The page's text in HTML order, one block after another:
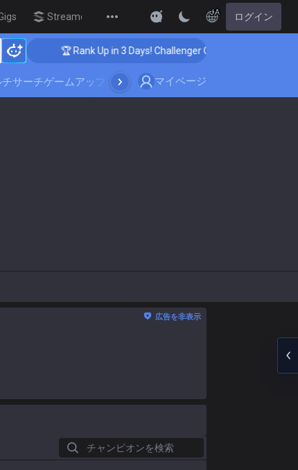
Streamer Overlay JA ログイン
🏆 Rank Up in 3 Days! Challenger Coaching
チサーチゲームアップデート マイページ
広告を非表示
チャンピオンを検索